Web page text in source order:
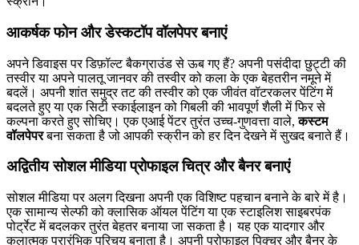
आकर्षक फोन और डेस्कटॉप वॉलपेपर बनाएं
अपने डिवाइस पर डिफ़ॉल्ट बैकग्राउंड से ऊब गए हैं? अपनी पसंदीदा छुट्टी की
तस्वीर या अपने पालतू जानवर की तस्वीर को कला के एक बेहतरीन नमूने में
बदलें। अपनी शांत समुद्र तट की तस्वीर को एक जीवंत वॉटरकलर पेंटिंग में
बदलते हुए या एक सिटी स्काईलाइन को गिबली की भावपूर्ण शैली में फिर से
कल्पना करते हुए सोचिए। एक एआई पेंटर तुरंत उच्च-गुणवत्ता वाले,कस्टम
वॉलपेपरबना सकता है जो आपकी स्क्रीन को हर दिन देखने में सुखद बनाते हैं।
अद्वितीय सोशल मीडिया प्रोफाइल चित्र और बैनर बनाएं
सोशल मीडिया पर अलग दिखना अपनी एक विशिष्ट पहचान बनाने के बारे में है।
एक सामान्य सेल्फी को क्लासिक ऑयल पेंटिंग या एक स्टाइलिश साइबरपंक
पोर्ट्रेट में बदलकर तुरंत बेहतर बनाया जा सकता है। यह एक यादगार और
कलात्मक प्रारंभिक परिचय बनाता है। अपनी प्रोफाइल पिक्चर और बैनर के